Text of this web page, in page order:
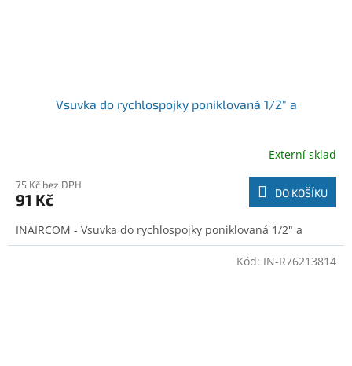
Vsuvka do rychlospojky poniklovaná 1/2" a
Externí sklad
75 Kč bez DPH
91 Kč DO KOŠÍKU
INAIRCOM - Vsuvka do rychlospojky poniklovaná 1/2" a
Kód: IN-R76213814